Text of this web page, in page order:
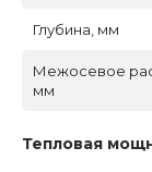
Глубина, мм
Межосевое
мм
Тепловая